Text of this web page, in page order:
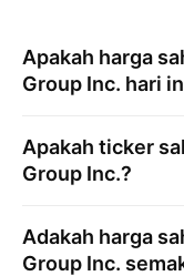
Apakah harga
Group Inc. hari
Apakah ticker
Group Inc.?
Adakah harga
Group Inc.